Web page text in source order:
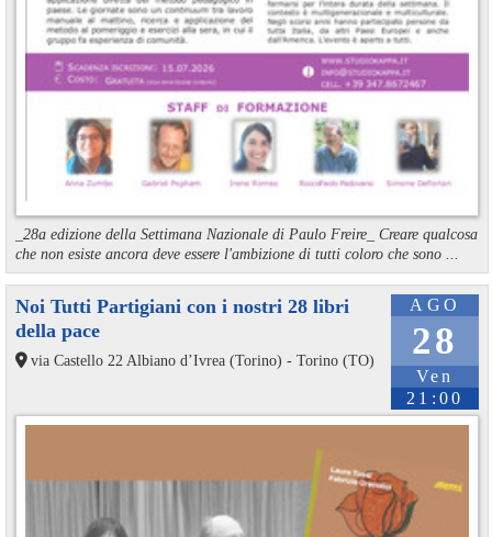
_28a edizione della Settimana Nazionale di Paulo Freire_ Creare qualcosa
che non esiste ancora deve essere l'ambizione di tutti coloro che sono ...
AGO
28
Ven
21:00
Noi Tutti Partigiani con i nostri 28 libri
della pace
via Castello 22 Albiano d’Ivrea (Torino) - Torino (TO)